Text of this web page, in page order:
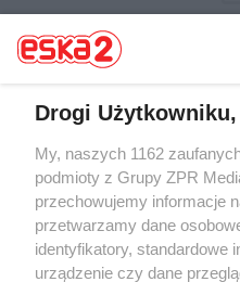
Żaden utwór zamieszczony w
rozpowszechniany lub dalej
tym także elektroniczny lub
eksploatacji w jakiejkolwiek formie,
Internecie bez pisemnej zgody
wykorzystanie utworów w całości
tzn. bez właściwej zgody, jest
ścigane prawnie.
Drogi Użytkowniku,
My, naszych 1162
podmioty z Grupy ZPR
przechowujemy informacje
przetwarzamy dane
identyfikatory, standardowe
urządzenie czy dane